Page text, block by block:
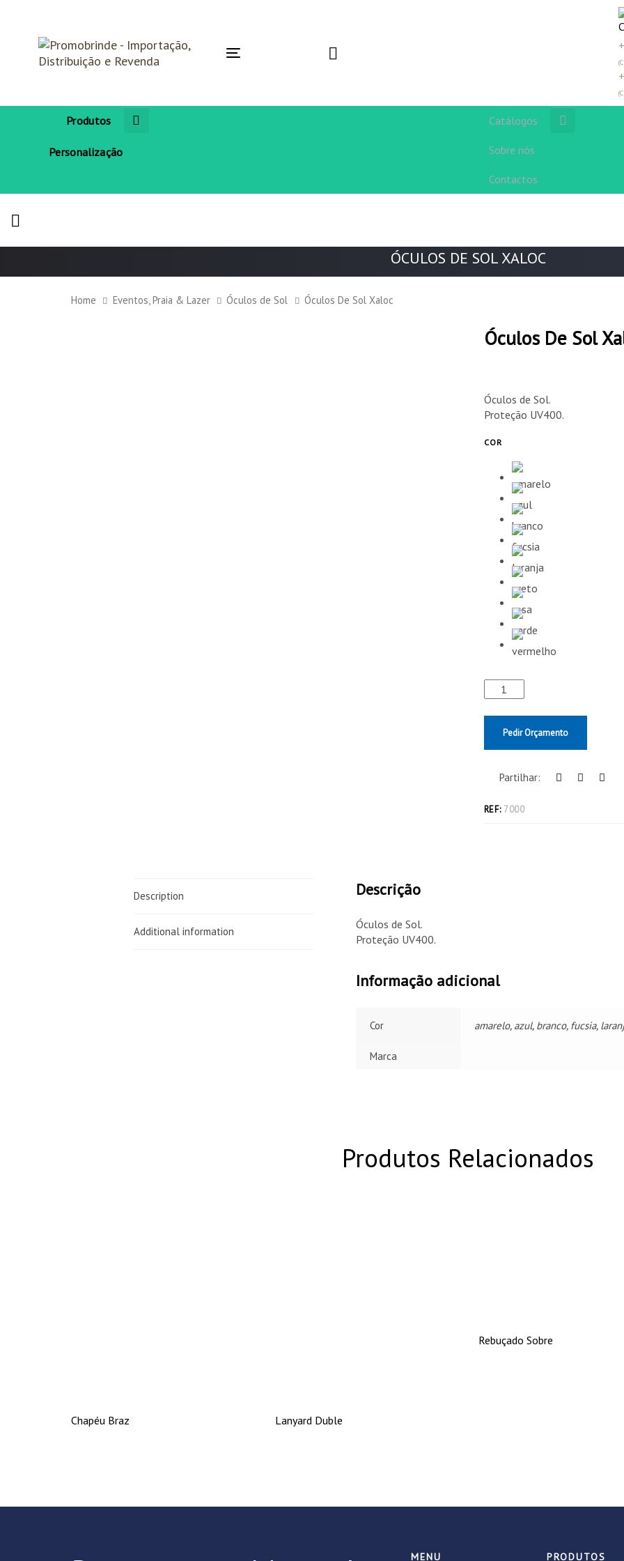
Toggle
Produtos
Personalização
Catálogos
Sobre nós
Contactos
ÓCULOS DE SOL XALOC
Home Eventos, Praia & Lazer Óculos de Sol Óculos De Sol Xaloc
Óculos De Sol
Óculos de Sol.
Proteção UV400.
COR
Pedir Orçamento
Partilhar:
REF: 7000
Description
Additional information
Descrição
Óculos de Sol.
Proteção UV400.
Informação adicional
Cor amarelo, azul, branco, fucsia,
Marca
Produtos Relacionados
Chapéu Braz Lanyard Duble
Rebuçado Sobre
MENU PRODUTOS